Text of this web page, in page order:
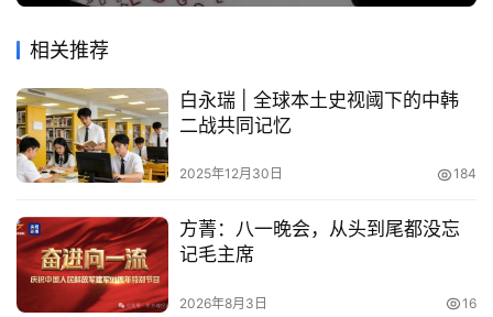
相关推荐
白永瑞 | 全球本土史视阈下的中韩
二战共同记忆
2025年12月30日 184
方菁：八一晚会，从头到尾都没忘
记毛主席
2026年8月3日 16